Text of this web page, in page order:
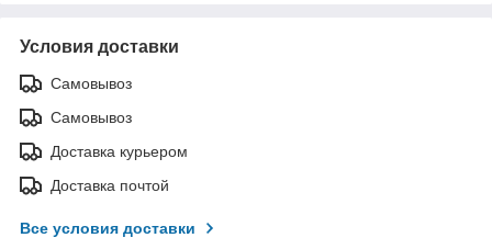
Условия доставки
Самовывоз
Самовывоз
Доставка курьером
Доставка почтой
Все условия доставки